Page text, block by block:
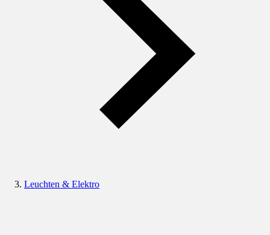
Leuchten & Elektro